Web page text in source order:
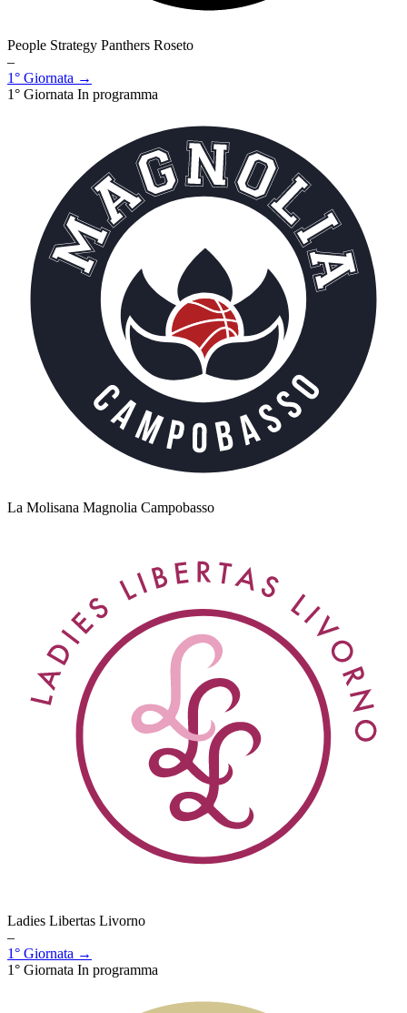
People Strategy Panthers Roseto
–
1° Giornata →
1° Giornata In programma
La Molisana Magnolia Campobasso
Ladies Libertas Livorno
–
1° Giornata →
1° Giornata In programma